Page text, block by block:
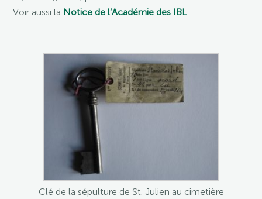
Voir aussi la Notice de l’Académie des IBL.
Clé de la sépulture de St. Julien au cimetière